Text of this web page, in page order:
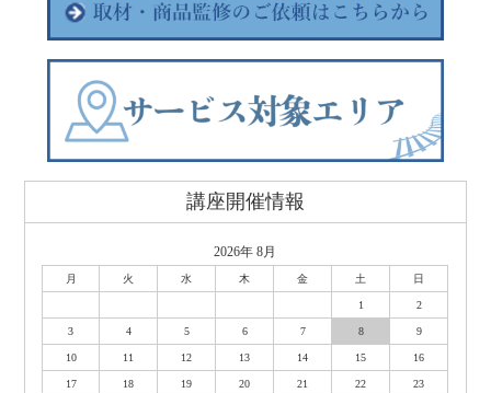
講座開催情報
2026年 8月
月 火 水 木 金 土 日
1 2
3 4 5 6 7 8 9
10 11 12 13 14 15 16
17 18 19 20 21 22 23